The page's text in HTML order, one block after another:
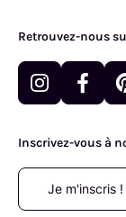
Retrouvez-nous
Inscrivez-vous à
Je m'inscris !